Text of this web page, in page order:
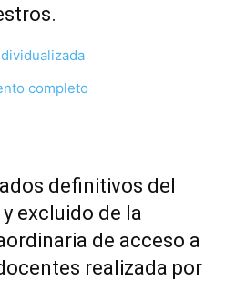
completo
definitivos del
excluido de la
de acceso a
realizada por